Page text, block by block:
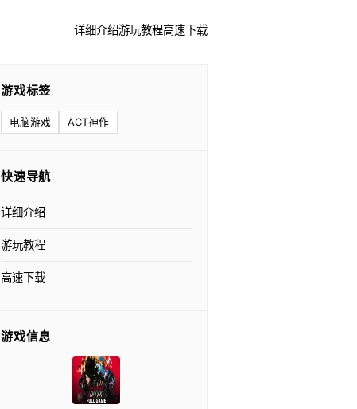
详细介绍游玩教程高速下载
游戏标签
电脑游戏 ACT神作
快速导航
详细介绍
游玩教程
高速下载
游戏信息